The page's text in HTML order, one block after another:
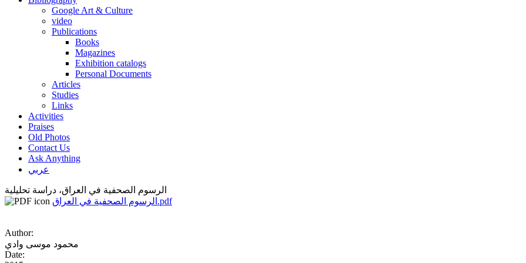
Google Art & Culture
video
Publications
Books
Magazines
Exhibition catalogs
Personal Documents
Articles
Studies
Links
Activities
Praises
Old Photos
Contact Us
Ask Anything
عربي
الرسوم الصحفية في العراق، دراسة تحليلية
الرسوم الصحفية في العراق.pdf
Author:
محمود موسى وادي
Date: